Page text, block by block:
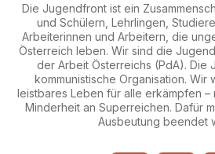
Die Jugendfront ist ein
und Schülern, Lehrlingen,
Arbeiterinnen und Arbeitern, die
Österreich leben. Wir sind die
der Arbeit Österreichs (PdA). Die
kommunistische Organisation. Wir
leistbares Leben für alle erkämpfen –
Minderheit an Superreichen. Dafür
Ausbeutung beendet